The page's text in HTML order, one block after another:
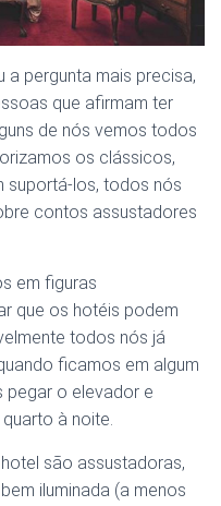
pergunta mais precisa,
que afirmam ter
de nós vemos todos
os clássicos,
suportá-los, todos nós
contos assustadores
em figuras
que os hotéis podem
todos nós já
ficamos em algum
pegar o elevador e
à noite.
são assustadoras,
iluminada (a menos